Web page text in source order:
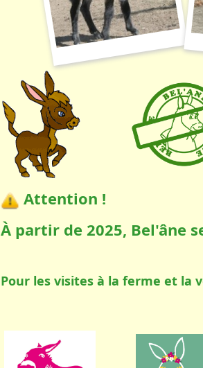
Attention !
À partir de 2025, Bel'âne
Pour les visites à la ferme et la